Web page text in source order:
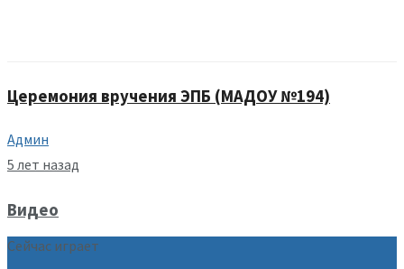
Церемония вручения ЭПБ (МАДОУ №194)
Админ
5 лет назад
Видео
Сейчас играет